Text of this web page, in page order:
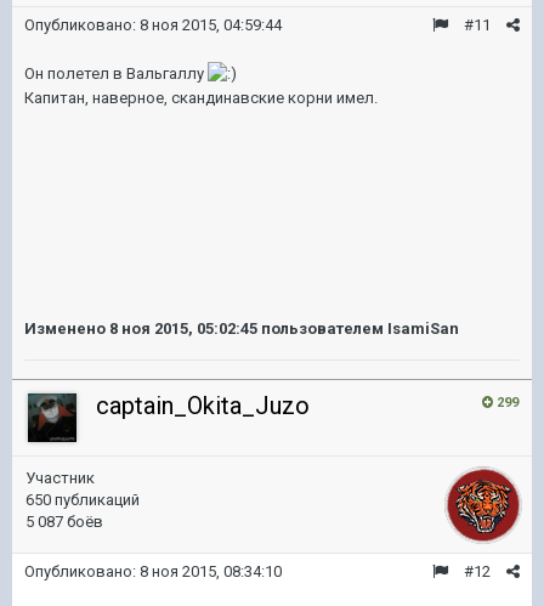
#11
Опубликовано: 8 ноя 2015, 04:59:44
Он полетел в Вальгаллу
Капитан, наверное, скандинавские корни имел.
Изменено 8 ноя 2015, 05:02:45 пользователем IsamiSan
299
captain_Okita_Juzo
Участник
650 публикаций
5 087 боёв
#12
Опубликовано: 8 ноя 2015, 08:34:10